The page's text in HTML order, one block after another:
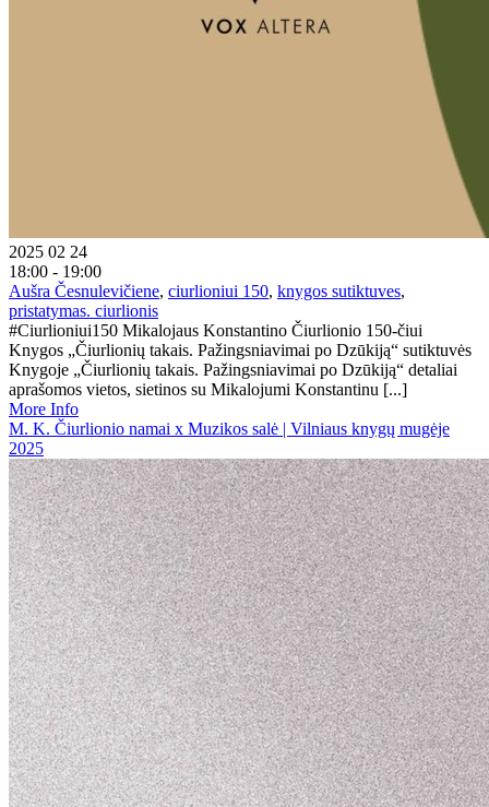
2025 02 24
18:00 - 19:00
Aušra Česnulevičiene, ciurlioniui 150, knygos sutiktuves,
pristatymas. ciurlionis
#Ciurlioniui150 Mikalojaus Konstantino Čiurlionio 150-čiui
Knygos „Čiurlionių takais. Pažingsniavimai po Dzūkiją“ sutiktuvės
Knygoje „Čiurlionių takais. Pažingsniavimai po Dzūkiją“ detaliai
aprašomos vietos, sietinos su Mikalojumi Konstantinu [...]
More Info
M. K. Čiurlionio namai x Muzikos salė | Vilniaus knygų mugėje
2025